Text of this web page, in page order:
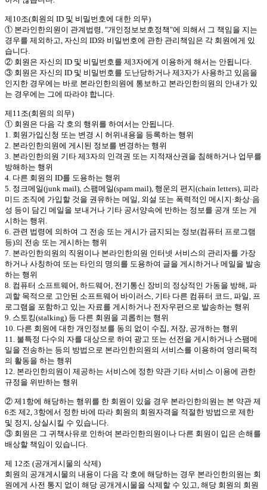
제10조(회원의 ID 및 비밀번호에 대한 의무)
① 본라인한의원이 관계법령, "개인정보보호정책"에 의해서 그 책임을 지는
경우를 제외하고, 자신의 ID와 비밀번호에 관한 관리책임은 각 회원에게 있
습니다.
② 회원은 자신의 ID 및 비밀번호를 제3자에게 이용하게 해서는 안됩니다.
③ 회원은 자신의 ID 및 비밀번호를 도난당하거나 제3자가 사용하고 있음을
인지한 경우에는 바로 본라인한의원에 통보하고 본라인한의원의 안내가 있
는 경우에는 그에 따라야 합니다.
제11조(회원의 의무)
① 회원은 다음 각 호의 행위를 하여서는 안됩니다.
1. 회원가입신청 또는 변경 시 허위내용을 등록하는 행위
2. 본라인한의원에 게시된 정보를 변경하는 행위
3. 본라인한의원 기타 제3자의 인격권 또는 지적재산권을 침해하거나 업무를
방해하는 행위
4. 다른 회원의 ID를 도용하는 행위
5. 정크메일(junk mail), 스팸메일(spam mail), 행운의 편지(chain letters), 피라
미드 조직에 가입할 것을 권유하는 메일, 외설 또는 폭력적인 메시지·화상·음
성 등이 담긴 메일을 보내거나 기타 공서양속에 반하는 정보를 공개 또는 게
시하는 행위.
6. 관련 법령에 의하여 그 전송 또는 게시가 금지되는 정보(컴퓨터 프로그램
등)의 전송 또는 게시하는 행위
7. 본라인한의원의 직원이나 본라인한의원 인터넷 서비스의 관리자를 가장
하거나 사칭하여 또는 타인의 명의를 도용하여 글을 게시하거나 메일을 발송
하는 행위
8. 컴퓨터 소프트웨어, 하드웨어, 전기통신 장비의 정상적인 가동을 방해, 파
괴할 목적으로 고안된 소프트웨어 바이러스, 기타 다른 컴퓨터 코드, 파일, 프
로그램을 포함하고 있는 자료를 게시하거나 전자우편으로 발송하는 행위
9. 스토킹(stalking) 등 다른 회원을 괴롭히는 행위
10. 다른 회원에 대한 개인정보를 동의 없이 수집, 저장, 공개하는 행위
11. 불특정 다수의 자를 대상으로 하여 광고 또는 선전을 게시하거나 스팸메
일을 전송하는 등의 방법으로 본라인한의원의 서비스를 이용하여 영리목적
의 활동을 하는 행위
12. 본라인한의원이 제공하는 서비스에 정한 약관 기타 서비스 이용에 관한
규정을 위반하는 행위
② 제1항에 해당하는 행위를 한 회원이 있을 경우 본라인한의원는 본 약관 제
6조 제2, 3항에서 정한 바에 따라 회원의 회원자격을 적절한 방법으로 제한
및 정지, 상실시킬 수 있습니다.
③ 회원은 그 귀책사유로 인하여 본라인한의원이나 다른 회원이 입은 손해를
배상할 책임이 있습니다.
제 12조 (공개게시물의 삭제)
회원의 공개게시물의 내용이 다음 각 호에 해당하는 경우 본라인한의원는 회
원에게 사전 통지 없이 해당 공개게시물을 삭제할 수 있고, 해당 회원의 회원